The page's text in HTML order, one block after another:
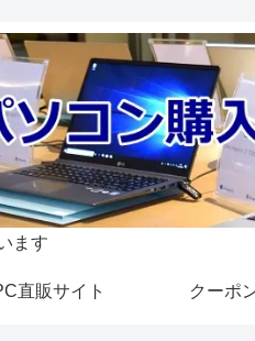
ます
直販サイト クーポ